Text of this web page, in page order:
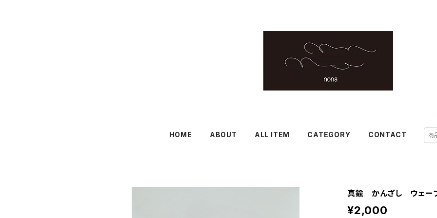
HOME ABOUT ALL ITEM CATEGORY CONTACT
真鍮 かんざし ウェー
¥2,000